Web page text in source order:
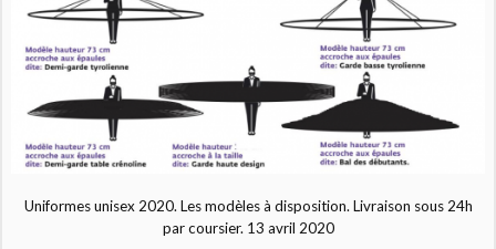
Uniformes unisex 2020. Les modèles à disposition. Livraison sous 24h
par coursier. 13 avril 2020